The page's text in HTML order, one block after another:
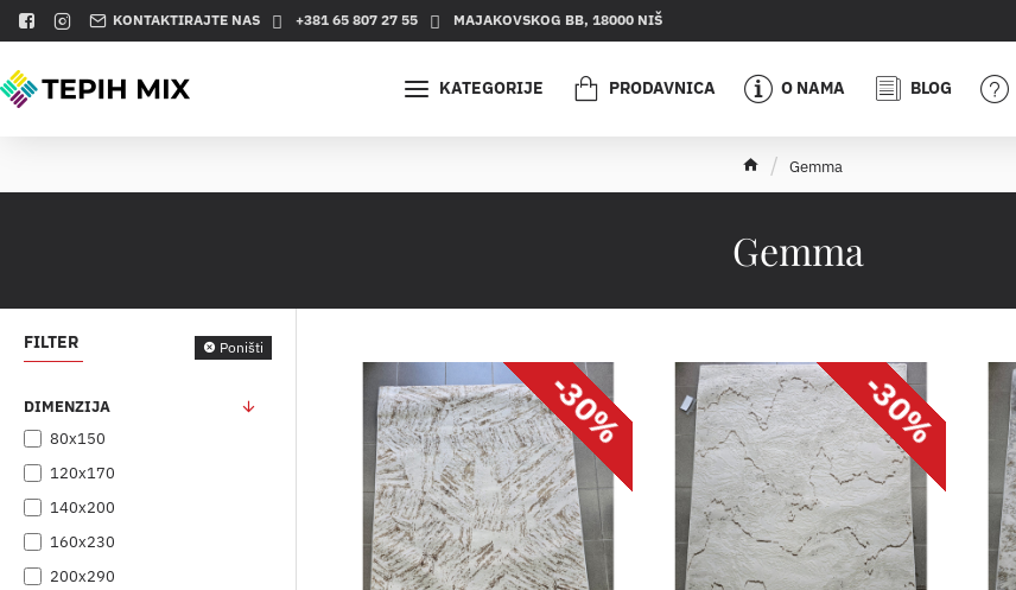
KONTAKTIRAJTE NAS +381 65 807 27 55 MAJAKOVSKOG BB, 18000 NIŠ
KATEGORIJE PRODAVNICA O NAMA BLOG
Gemma
h
o
Gemma
FILTER Poništi
DIMENZIJA
80x150
120x170
140x200
160x230
200x290
-30% -30%